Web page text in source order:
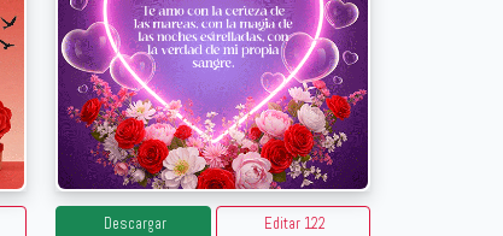
Descargar Editar 122